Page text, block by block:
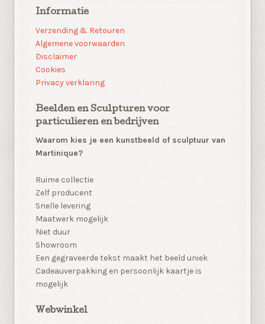
Informatie
Verzending & Retouren
Algemene voorwaarden
Disclaimer
Cookies
Privacy verklaring
Beelden en Sculpturen voor
particulieren en bedrijven
Waarom kies je een kunstbeeld of sculptuur van
Martinique?
Ruime collectie
Zelf producent
Snelle levering
Maatwerk mogelijk
Niet duur
Showroom
Een gegraveerde tekst maakt het beeld uniek
Cadeauverpakking en persoonlijk kaartje is
mogelijk
Webwinkel